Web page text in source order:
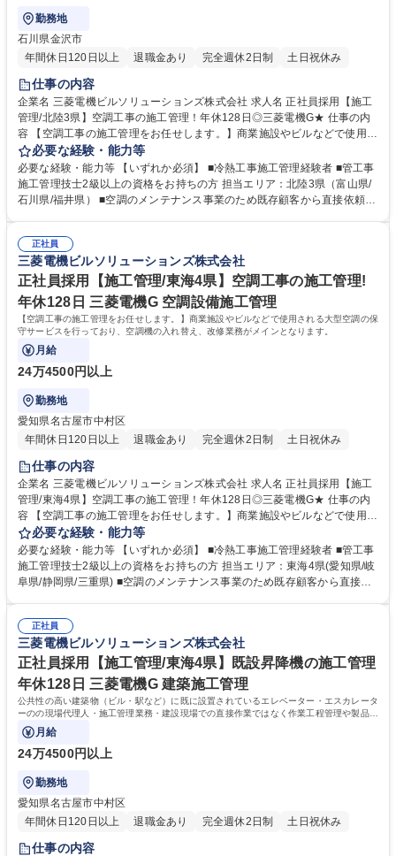
勤務地
石川県金沢市
年間休日120日以上
退職金あり 完全週休2日制 土日祝休み
仕事の内容
企業名 三菱電機ビルソリューションズ株式会社 求人名 正社員採用【施工
管理/北陸3県】空調工事の施工管理！年休128日◎三菱電機G★ 仕事の内
容 【空調工事の施工管理をお任せします。】商業施設やビルなどで使用さ
れる大型空調の保守サービスを行っており、空調機の入れ替え、改修業務
がメインとなります。 【業務の流れについて】 お客様からご依頼いただ
いた案件に対し、 現地調査→工程立案(施工計画・図面作成)→施工業者選
定→工事(現場管理)→引き渡しという流れになります。 施工期間は短いも
G★
必要な経験・能力等
必要な経験・能力等 【いずれか必須】 ■冷熱工事施工管理経験者 ■管工事
施工管理技士2級以上の資格をお持ちの方 担当エリア：北陸3県（富山県/
石川県/福井県） ■空調のメンテナンス事業のため既存顧客から直接依頼さ
事や新規設置のご依頼もあります！ 学歴・資格 学歴：大学院 大学 高専 短
大 専修学校 高校 語学力： 資格：2級管工事施工管理技士
正社員
三菱電機ビルソリューションズ株式会社
正社員採用【施工管理/東海4県】空調工事の施工管理!
年休128日 三菱電機G 空調設備施工管理
【空調工事の施工管理をお任せします。】商業施設やビルなどで使用される大型空調の保
守サービスを行っており、空調機の入れ替え、改修業務がメインとなります。
月給
24万4500円以上
勤務地
愛知県名古屋市中村区
年間休日120日以上
退職金あり 完全週休2日制 土日祝休み
仕事の内容
企業名 三菱電機ビルソリューションズ株式会社 求人名 正社員採用【施工
管理/東海4県】空調工事の施工管理！年休128日◎三菱電機G★ 仕事の内
容 【空調工事の施工管理をお任せします。】商業施設やビルなどで使用さ
れる大型空調の保守サービスを行っており、空調機の入れ替え、改修業務
がメインとなります。 【業務の流れについて】 お客様からご依頼いただ
いた案件に対し、 現地調査→工程立案(施工計画・図面作成)→施工業者選
定→工事(現場管理)→引き渡しという流れになります。 施工期間は短いも
G★
必要な経験・能力等
必要な経験・能力等 【いずれか必須】 ■冷熱工事施工管理経験者 ■管工事
施工管理技士2級以上の資格をお持ちの方 担当エリア：東海4県(愛知県/岐
阜県/静岡県/三重県) ■空調のメンテナンス事業のため既存顧客から直接依
修工事や新規設置のご依頼もあります！ 学歴・資格 学歴：大学院 大学 高
専 短大 専修学校 高校 語学力： 資格：2級管工事施工管理技士
正社員
三菱電機ビルソリューションズ株式会社
正社員採用【施工管理/東海4県】既設昇降機の施工管理
年休128日 三菱電機G 建築施工管理
公共性の高い建築物（ビル・駅など）に既に設置されているエレベーター・エスカレータ
ーのの現場代理人・施工管理業務・建設現場での直接作業ではなく作業工程管理や製品の
品質管理をお任せします。
月給
24万4500円以上
勤務地
愛知県名古屋市中村区
年間休日120日以上
退職金あり 完全週休2日制 土日祝休み
仕事の内容